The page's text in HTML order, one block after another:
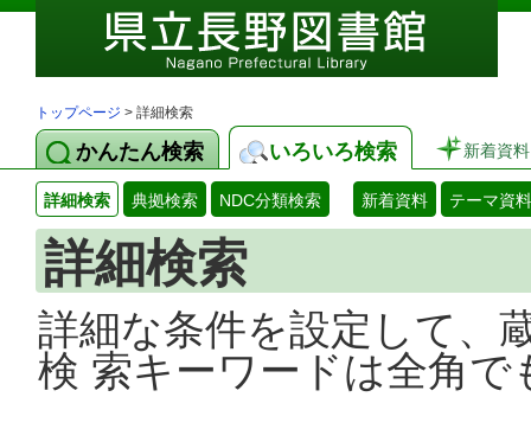
トップページ > 詳細検索
かんたん検索 いろいろ検索 新着資料
詳細検索 典拠検索 NDC分類検索 新着資料 テーマ資料
詳細検索
詳細な条件を設定して、
検 索キーワードは全角